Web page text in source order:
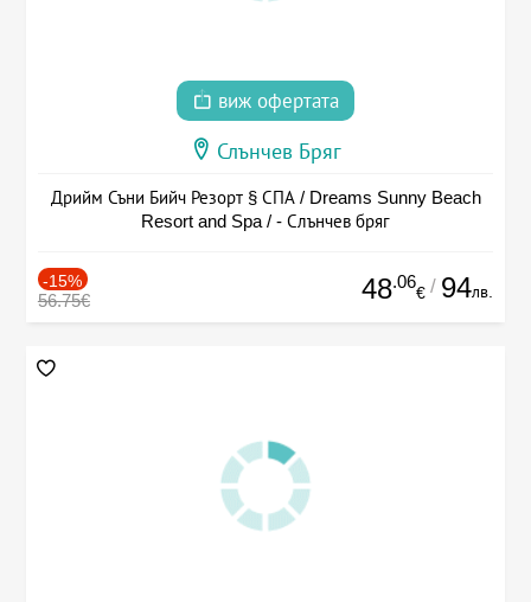
виж офертата
Слънчев Бряг
Дрийм Съни Бийч Резорт § СПА / Dreams Sunny Beach
Resort and Spa / - Слънчев бряг
-15%
56.75€ 48.06
€ / 94лв.